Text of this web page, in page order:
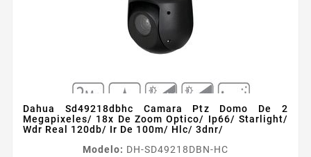
Dahua Sd49218dbhc Camara Ptz Domo De 2
Megapixeles/ 18x De Zoom Optico/ Ip66/ Starlight/
Wdr Real 120db/ Ir De 100m/ Hlc/ 3dnr/
Modelo: DH-SD49218DBN-HC